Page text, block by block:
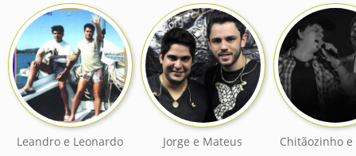
Leandro e Leonardo Jorge e Mateus Chitãozinho e